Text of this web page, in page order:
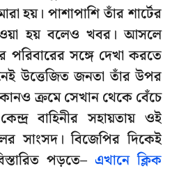
হয়। পাশাপাশি তাঁর শার্টের
হয় বলেও খবর। আসলে
পরিবারের সঙ্গে দেখা করতে
উত্তেজিত জনতা তাঁর উপর
ক্রমে সেখান থেকে বেঁচে
বাহিনীর সহায়তায় ওই
সাংসদ। বিজেপির দিকেই
পড়তে– এখানে ক্লিক